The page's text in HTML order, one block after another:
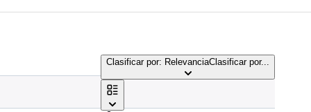
Clasificar por: RelevanciaClasificar por...